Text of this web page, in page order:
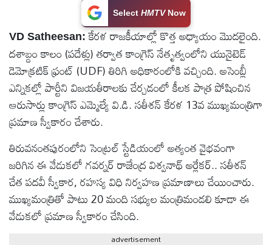
స్పెషల్స్
కెరీర్ &
ఉద్యోగాలు
లైవ్
టీవి
వ్యవసాయం
ఓటీటీ
Select HMTVNow
VD Satheesan:కేరళ రాజకీయాల్లో కొత్త అధ్యాయం మొదలైంది.
దశాబ్దం కాలం (పదేళ్లు) తర్వాత కాంగ్రెస్ నేతృత్వంలోని యునైటెడ్
డెమోక్రటిక్ ఫ్రంట్ (UDF) తిరిగి అధికారంలోకి వచ్చింది. అసెంబ్లీ
ఎన్నికల్లో పార్టీని విజయతీరాలకు చేర్చడంలో కీలక పాత్ర పోషించిన
ఆరుసార్లు కాంగ్రెస్ ఎమ్మెల్యే వి.డి. సతీశన్ కేరళ 13వ ముఖ్యమంత్రిగా
ప్రమాణ స్వీకారం చేశారు.
తిరువనంతపురంలోని సెంట్రల్ స్టేడియంలో అత్యంత వైభవంగా
జరిగిన ఈ వేడుకలో గవర్నర్ రాజేంద్ర విశ్వనాథ్ అర్లేకర్.. సతీశన్
చేత పదవీ స్వీకార, రహస్య విధి నిర్వహణ ప్రమాణాలు చేయించారు.
ముఖ్యమంత్రితో పాటు 20 మంది సభ్యుల మంత్రిమండలి కూడా ఈ
వేడుకలో ప్రమాణ స్వీకారం చేసింది.
advertisement